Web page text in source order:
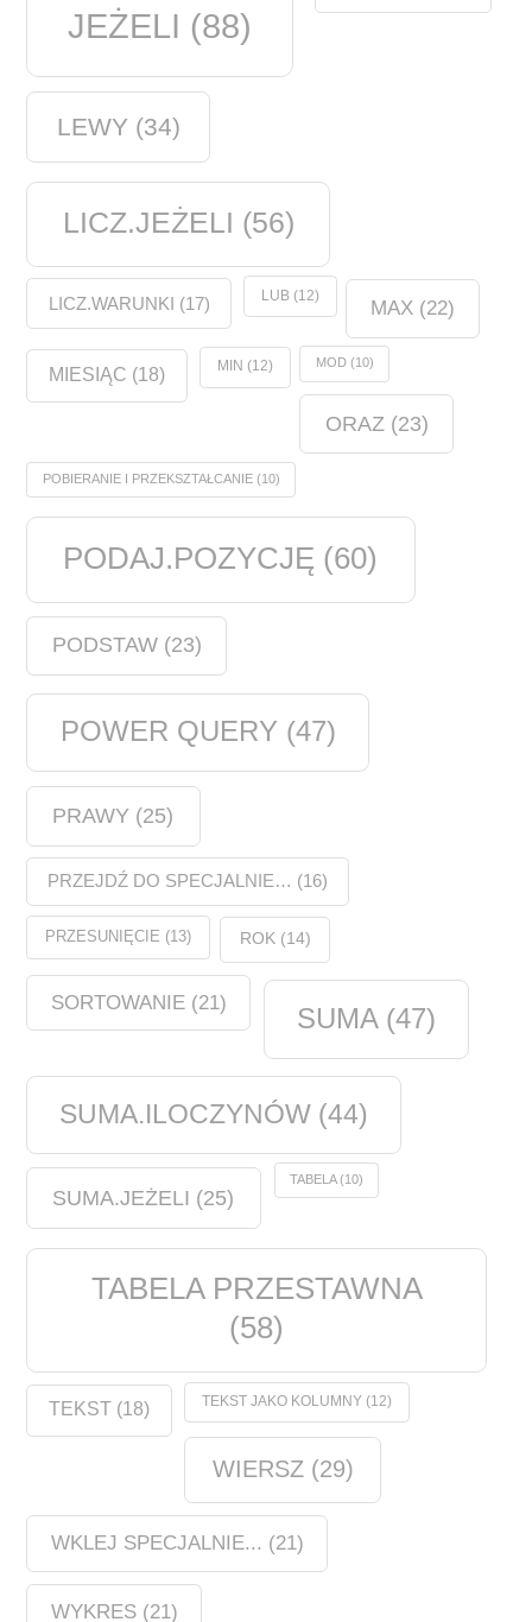
JEŻELI (88)
LEWY (34)
LICZ.JEŻELI (56)
LICZ.WARUNKI (17) LUB(12)
MAX(22)
MIESIĄC (18) MIN (12) MOD(10)
ORAZ (23)
POBIERANIE I PRZEKSZTAŁCANIE(10)
PODAJ.POZYCJĘ (60)
PODSTAW(23)
POWER QUERY (47)
PRAWY (25)
PRZEJDŹ DO SPECJALNIE… (16)
PRZESUNIĘCIE (13) ROK(14)
SORTOWANIE(21) SUMA(47)
SUMA.ILOCZYNÓW (44)
SUMA.JEŻELI (25)
TABELA(10)
TABELA PRZESTAWNA
(58)
TEKST (18) TEKST JAKO KOLUMNY(12)
WIERSZ(29)
WKLEJ SPECJALNIE... (21)
WYKRES(21)